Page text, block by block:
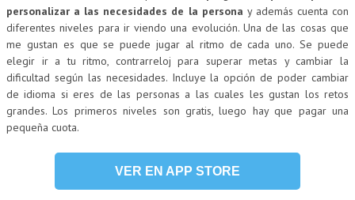
personalizar a las necesidades de la persona y además cuenta con
diferentes niveles para ir viendo una evolución. Una de las cosas que
me gustan es que se puede jugar al ritmo de cada uno. Se puede
elegir ir a tu ritmo, contrarreloj para superar metas y cambiar la
dificultad según las necesidades. Incluye la opción de poder cambiar
de idioma si eres de las personas a las cuales les gustan los retos
grandes. Los primeros niveles son gratis, luego hay que pagar una
pequeña cuota.
VER EN APP STORE